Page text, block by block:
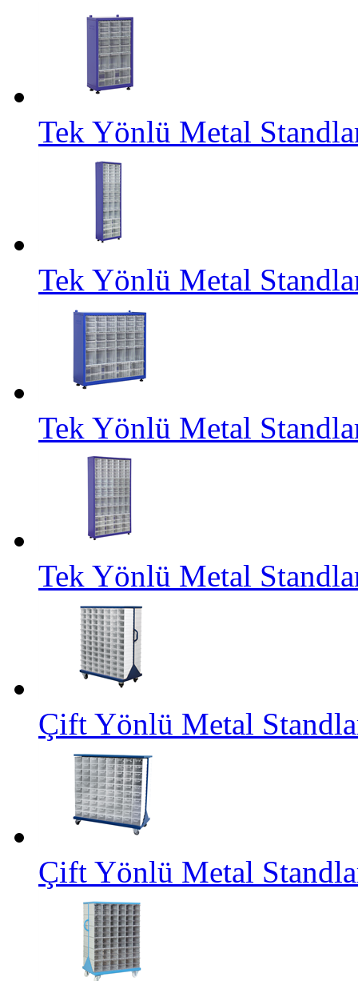
Tek Yönlü Metal
Tek Yönlü Metal
Tek Yönlü Metal
Tek Yönlü Metal
Çift Yönlü Metal
Çift Yönlü Metal